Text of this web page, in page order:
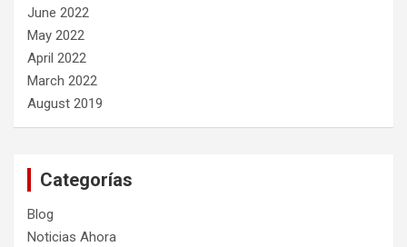
June 2022
May 2022
April 2022
March 2022
August 2019
Categorías
Blog
Noticias Ahora